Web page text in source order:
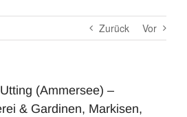
Zurück Vor
(Ammersee) –
& Gardinen, Markisen,